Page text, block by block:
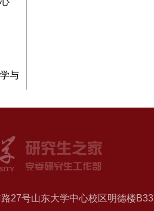
与
27号山东大学中心校区明德楼